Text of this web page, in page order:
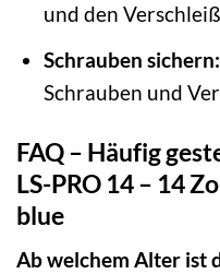
und den
Schrauben sichern:
Schrauben und
FAQ – Häufig
LS-PRO 14 – 14
blue
Ab welchem Alter ist